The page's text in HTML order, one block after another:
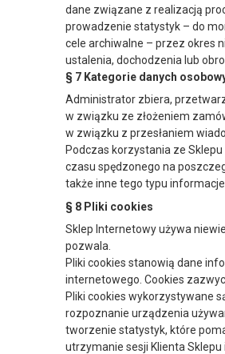
dane związane z realizacją
prowadzenie statystyk – do
cele archiwalne – przez okres
ustalenia, dochodzenia lub
§ 7 Kategorie danych
Administrator zbiera,
w związku ze złożeniem
w związku z przesłaniem
Podczas korzystania ze
czasu spędzonego na
także inne tego typu informacje.
§ 8 Pliki cookies
Sklep Internetowy używa
pozwala.
Pliki cookies stanowią dane
internetowego. Cookies
Pliki cookies wykorzystywane
rozpoznanie urządzenia
tworzenie statystyk, które
utrzymanie sesji Klienta